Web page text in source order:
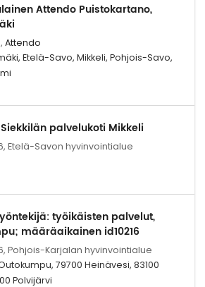
Attendo Puistokartano,
Attendo
Etelä-Savo, Mikkeli, Pohjois-Savo,
palvelukoti Mikkeli
Etelä-Savon hyvinvointialue
työikäisten palvelut,
määräaikainen id10216
Pohjois-Karjalan hyvinvointialue
79700 Heinävesi, 83100
Polvijärvi